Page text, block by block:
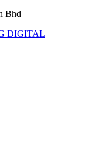
Bhd
DIGITAL